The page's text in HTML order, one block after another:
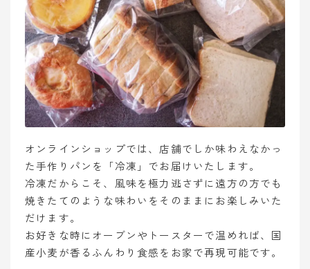
オンラインショップでは、店舗でしか味わえなかっ
た手作りパンを「冷凍」でお届けいたします。
冷凍だからこそ、風味を極力逃さずに遠方の方でも
焼きたてのような味わいをそのままにお楽しみいた
だけます。
お好きな時にオーブンやトースターで温めれば、国
産小麦が香るふんわり食感をお家で再現可能です。